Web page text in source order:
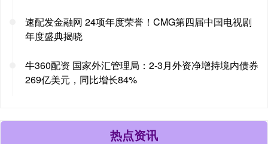
速配发金融网 24项年度荣誉！CMG第四届中国电视剧
年度盛典揭晓
牛360配资 国家外汇管理局：2-3月外资净增持境内债券
269亿美元，同比增长84%
热点资讯